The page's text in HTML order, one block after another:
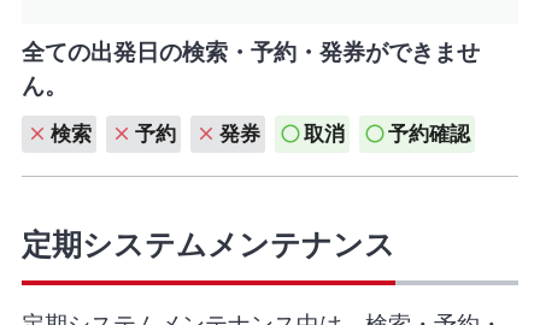
全ての出発日の検索・予約・発券ができませ
ん。
検索 予約 発券 取消 予約確認
定期システムメンテナンス